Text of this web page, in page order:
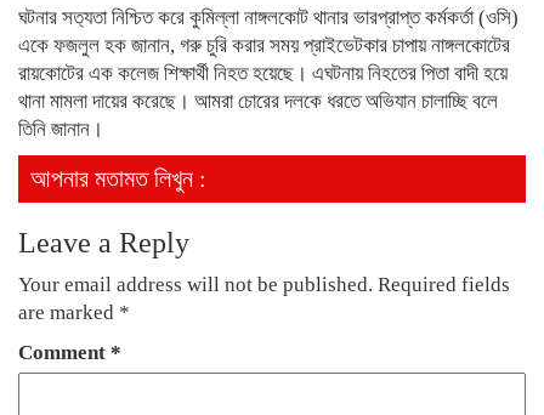
ঘটনার সত‍্যতা নিশ্চিত করে কুমিল্লা নাঙ্গলকোট থানার ভারপ্রাপ্ত কর্মকর্তা (ওসি)
একে ফজলুল হক জানান, গরু চুরি করার সময় প্রাইভেটকার চাপায় নাঙ্গলকোটের
রায়কোটের এক কলেজ শিক্ষার্থী নিহত হয়েছে। এঘটনায় নিহতের পিতা বাদী হয়ে
থানা মামলা দায়ের করেছে। আমরা চোরের দলকে ধরতে অভিযান চালাচ্ছি বলে
তিনি জানান।
আপনার মতামত লিখুন :
Leave a Reply
Your email address will not be published. Required fields
are marked *
Comment *